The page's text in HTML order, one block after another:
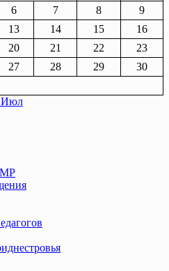
6 7 8
9
13 14 15
16
20 21 22
23
27 28 29
30
Июл